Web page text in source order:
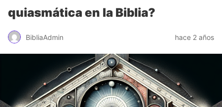
quiasmática en la Biblia?
BibliaAdmin hace 2 años